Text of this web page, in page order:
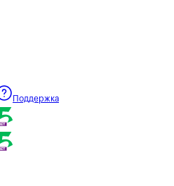
Поддержка